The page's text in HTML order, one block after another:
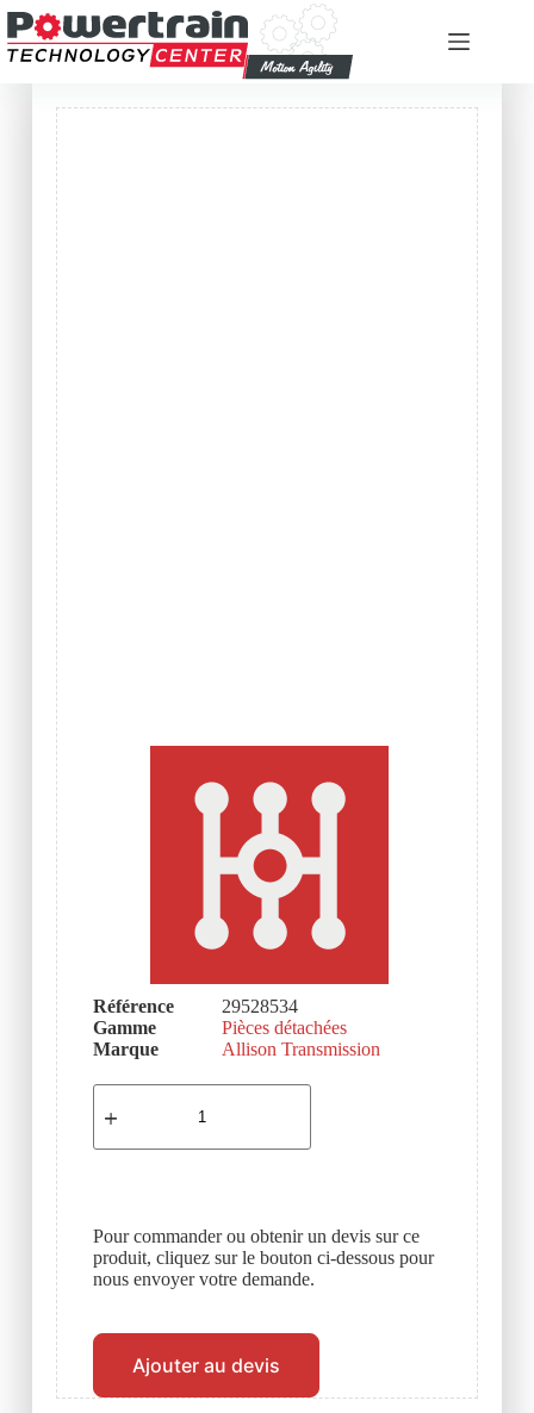
Référence
29528534
Gamme
Pièces détachées
Marque
Allison Transmission
Pour commander ou obtenir un devis sur ce
produit, cliquez sur le bouton ci-dessous pour
nous envoyer votre demande.
Ajouter au devis